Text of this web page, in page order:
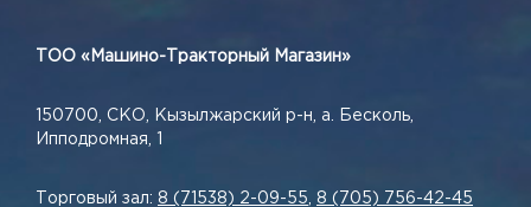
ТОО «Машино-Тракторный Магазин»
150700, СКО, Кызылжарский р-н, а. Бесколь,
Ипподромная, 1
Торговый зал: 8 (71538) 2-09-55 8 (705) 756-42-45